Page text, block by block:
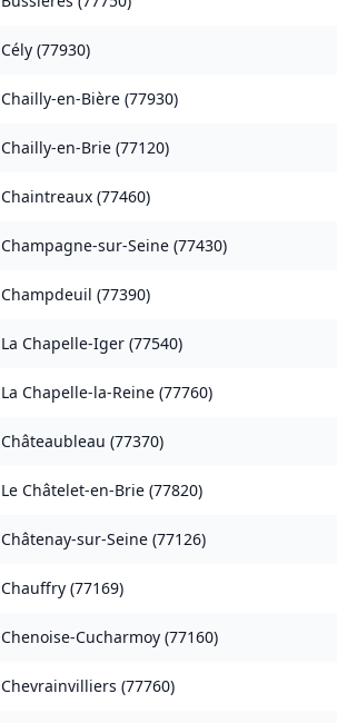
Cély (77930)
Chailly-en-Bière (77930)
Chailly-en-Brie (77120)
Chaintreaux (77460)
Champagne-sur-Seine (77430)
Champdeuil (77390)
La Chapelle-Iger (77540)
La Chapelle-la-Reine (77760)
Châteaubleau (77370)
Le Châtelet-en-Brie (77820)
Châtenay-sur-Seine (77126)
Chauffry (77169)
Chenoise-Cucharmoy (77160)
Chevrainvilliers (77760)